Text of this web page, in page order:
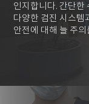
인지합니다. 간단한
다양한 검진 시스템
안전에 대해 늘 주